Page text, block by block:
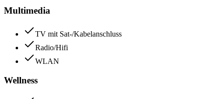
Multimedia
TV mit Sat-/Kabelanschluss
Radio/Hifi
WLAN
Wellness